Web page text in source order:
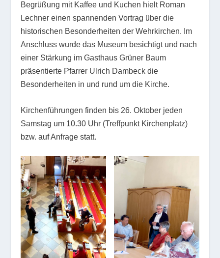
Begrüßung mit Kaffee und Kuchen hielt Roman
Lechner einen spannenden Vortrag über die
historischen Besonderheiten der Wehrkirchen. Im
Anschluss wurde das Museum besichtigt und nach
einer Stärkung im Gasthaus Grüner Baum
präsentierte Pfarrer Ulrich Dambeck die
Besonderheiten in und rund um die Kirche.
Kirchenführungen finden bis 26. Oktober jeden
Samstag um 10.30 Uhr (Treffpunkt Kirchenplatz)
bzw. auf Anfrage statt.